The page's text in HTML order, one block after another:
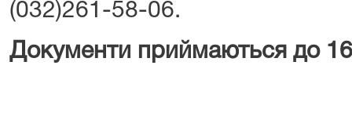
(032)261-58-06.
Документи приймаються до